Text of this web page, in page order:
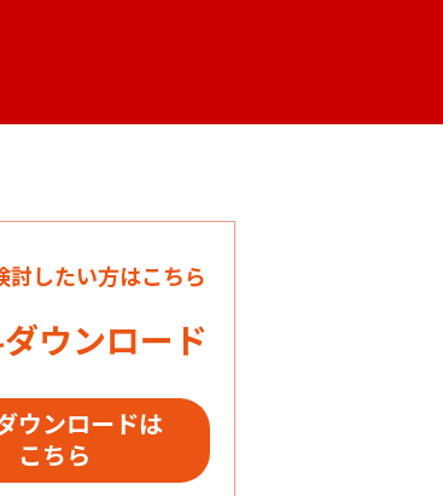
討したい方はこちら
ウンロード
ウンロードは
こちら